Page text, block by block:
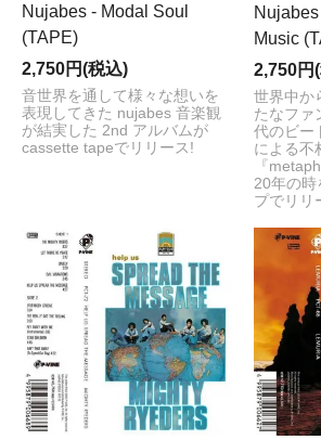
Nujabes - Modal Soul
(TAPE)
2,750円(税込)
音世界を通して様々な想いを
表現してきた nujabes 音楽観
が結実した 2nd アルバムが
cassette tapeでリリース!
Music
2,750円
世界中か
たなファ
代のビー
による不
『
20年の時
プでリリ